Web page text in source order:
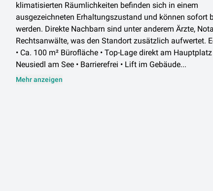
klimatisierten Räumlichkeiten befinden sich in einem
ausgezeichneten Erhaltungszustand und können sofort
werden. Direkte Nachbarn sind unter anderem Ärzte,
Rechtsanwälte, was den Standort zusätzlich aufwertet.
• Ca. 100 m² Bürofläche • Top-Lage direkt am
Neusiedl am See • Barrierefrei • Lift im Gebäude...
Mehr anzeigen